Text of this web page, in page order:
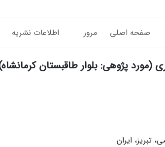
صفحه اصلی مرور اطلاعات نشریه
پژوهی: بلوار طاقبستان
تبریز، ایران